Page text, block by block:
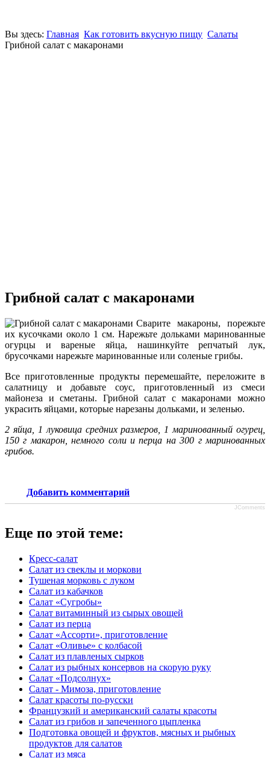
Вы здесь: Главная Как готовить вкусную пищу Салаты
Грибной салат с макаронами
Грибной салат с макаронами
Сварите макароны, порежьте
их кусочками около 1 см. Нарежьте дольками маринованные
огурцы и вареные яйца, нашинкуйте репчатый лук,
брусочками нарежьте маринованные или соленые грибы.
Все приготовленные продукты перемешайте, переложите в
салатницу и добавьте соус, приготовленный из смеси
майонеза и сметаны. Грибной салат с макаронами можно
украсить яйцами, которые нарезаны дольками, и зеленью.
2 яйца, 1 луковица средних размеров, 1 маринованный огурец,
150 г макарон, немного соли и перца на 300 г маринованных
грибов.
Добавить комментарий
JComments
Еще по этой теме:
Кресс-салат
Салат из свеклы и моркови
Тушеная морковь с луком
Салат из кабачков
Салат «Сугробы»
Салат витаминный из сырых овощей
Салат из перца
Салат «Ассорти», приготовление
Салат «Оливье» с колбасой
Салат из плавленых сырков
Салат из рыбных консервов на скорую руку
Салат «Подсолнух»
Салат - Мимоза, приготовление
Салат красоты по-русски
Французкий и американский салаты красоты
Салат из грибов и запеченного цыпленка
Подготовка овощей и фруктов, мясных и рыбных
продуктов для салатов
Салат из мяса